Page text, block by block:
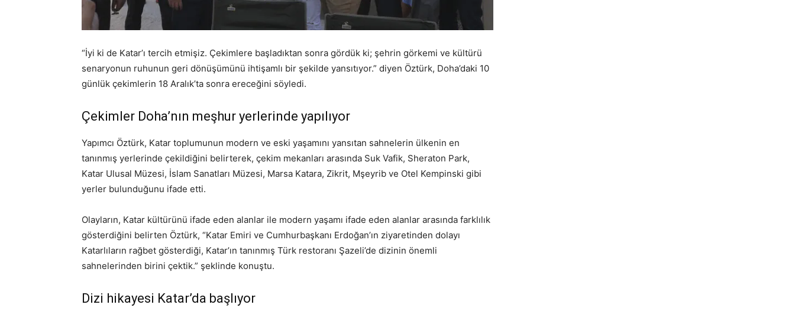
“İyi ki de Katar’ı tercih etmişiz. Çekimlere başladıktan sonra gördük ki; şehrin görkemi ve kültürü
senaryonun ruhunun geri dönüşümünü ihtişamlı bir şekilde yansıtıyor.” diyen Öztürk, Doha’daki 10
günlük çekimlerin 18 Aralık’ta sonra ereceğini söyledi.
Çekimler Doha’nın meşhur yerlerinde yapılıyor
Yapımcı Öztürk, Katar toplumunun modern ve eski yaşamını yansıtan sahnelerin ülkenin en
tanınmış yerlerinde çekildiğini belirterek, çekim mekanları arasında Suk Vafik, Sheraton Park,
Katar Ulusal Müzesi, İslam Sanatları Müzesi, Marsa Katara, Zikrit, Mşeyrib ve Otel Kempinski gibi
yerler bulunduğunu ifade etti.
Olayların, Katar kültürünü ifade eden alanlar ile modern yaşamı ifade eden alanlar arasında farklılık
gösterdiğini belirten Öztürk, “Katar Emiri ve Cumhurbaşkanı Erdoğan’ın ziyaretinden dolayı
Katarlıların rağbet gösterdiği, Katar’ın tanınmış Türk restoranı Şazeli’de dizinin önemli
sahnelerinden birini çektik.” şeklinde konuştu.
Dizi hikayesi Katar’da başlıyor